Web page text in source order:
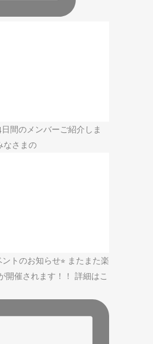
間のメンバーご紹介しま
なさまの
ントのお知らせ⭐︎ またまた楽
開催されます！！ 詳細はこ